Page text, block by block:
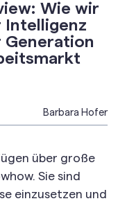
Wie wir
Intelligenz
Generation
Barbara Hofer
über große
Sie sind
einzusetzen und